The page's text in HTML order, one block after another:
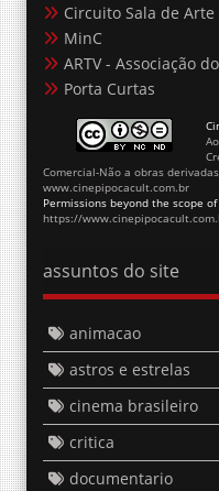
Circuito Sala de Arte
MinC
ARTV - Associação
Porta Curtas
Comercial-Não a obras
www.cinepipocacult.com.br
Permissions beyond the scope
https://
assuntos do site
animacao
astros e estrelas
cinema brasileiro
critica
documentario